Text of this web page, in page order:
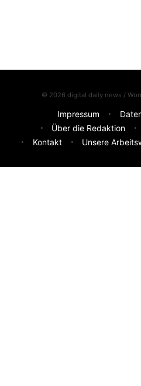
© 2026 digital daily news /
Impressum
Über die Redaktion
Kontakt
Unsere